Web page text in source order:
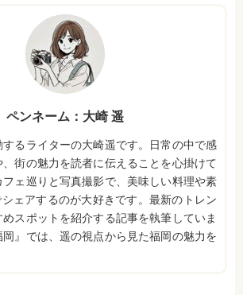
ペンネーム：大崎 遥
るライターの大崎遥です。日常の中で感
、街の魅力を読者に伝えることを心掛けて
ェ巡りと写真撮影で、美味しい料理や素
ェアするのが大好きです。最新のトレン
めスポットを紹介する記事を執筆していま
』では、遥の視点から見た福岡の魅力を